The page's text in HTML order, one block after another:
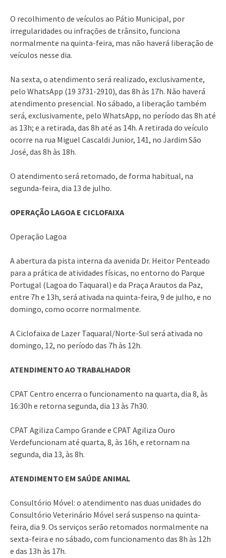
O recolhimento de veículos ao Pátio Municipal, por
irregularidades ou infrações de trânsito, funciona
normalmente na quinta-feira, mas não haverá liberação de
veículos nesse dia.
Na sexta, o atendimento será realizado, exclusivamente,
pelo WhatsApp (19 3731-2910), das 8h às 17h. Não haverá
atendimento presencial. No sábado, a liberação também
será, exclusivamente, pelo WhatsApp, no período das 8h até
as 13h; e a retirada, das 8h até as 14h. A retirada do veículo
ocorre na rua Miguel Cascaldi Junior, 141, no Jardim São
José, das 8h às 18h.
O atendimento será retomado, de forma habitual, na
segunda-feira, dia 13 de julho.
OPERAÇÃO LAGOA E CICLOFAIXA
Operação Lagoa
A abertura da pista interna da avenida Dr. Heitor Penteado
para a prática de atividades físicas, no entorno do Parque
Portugal (Lagoa do Taquaral) e da Praça Arautos da Paz,
entre 7h e 13h, será ativada na quinta-feira, 9 de julho, e no
domingo, como ocorre normalmente.
A Ciclofaixa de Lazer Taquaral/Norte-Sul será ativada no
domingo, 12, no período das 7h às 12h.
ATENDIMENTO AO TRABALHADOR
CPAT Centro encerra o funcionamento na quarta, dia 8, às
16:30h e retorna segunda, dia 13 às 7h30.
CPAT Agiliza Campo Grande e CPAT Agiliza Ouro
Verdefuncionam até quarta, 8, às 16h, e retornam na
segunda, dia 13, às 8h.
ATENDIMENTO EM SAÚDE ANIMAL
Consultório Móvel: o atendimento nas duas unidades do
Consultório Veterinário Móvel será suspenso na quinta-
feira, dia 9. Os serviços serão retomados normalmente na
sexta-feira e no sábado, com funcionamento das 8h às 12h
e das 13h às 17h.